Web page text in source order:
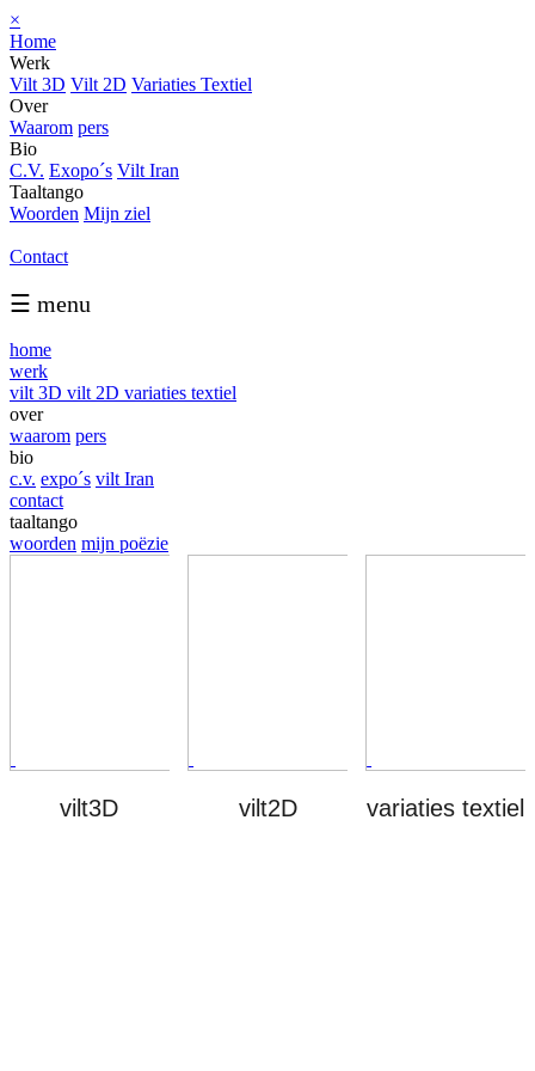
×
Home
Werk
Vilt 3D Vilt 2D Variaties Textiel
Over
Waarom pers
Bio
C.V. Exopo´s Vilt Iran
Taaltango
Woorden Mijn ziel
Contact
☰ menu
home
werk
vilt 3D vilt 2D variaties textiel
over
waarom pers
bio
c.v. expo´s vilt Iran
contact
taaltango
woorden mijn poëzie
vilt3D vilt2D
variaties